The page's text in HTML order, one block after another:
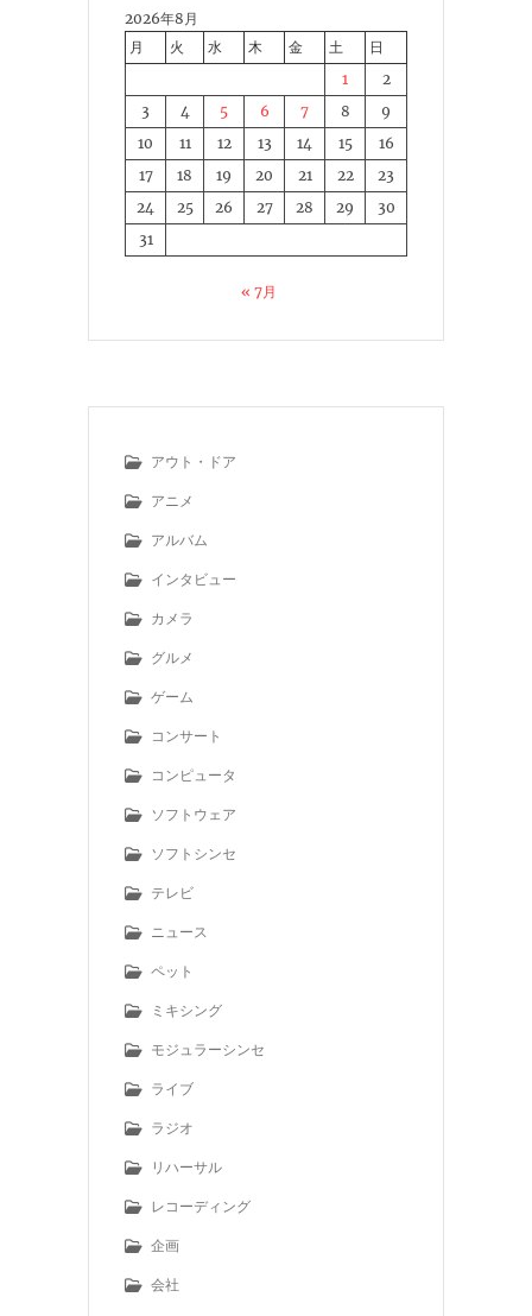
2026年8月
月
火 水 木 金 土
日
1
2
3
4 5 6 7 8
9
10
11 12 13 14 15
16
17
18 19 20 21 22
23
24
25 26 27 28 29
30
31
« 7月
アウト・ドア
アニメ
アルバム
インタビュー
カメラ
グルメ
ゲーム
コンサート
コンピュータ
ソフトウェア
ソフトシンセ
テレビ
ニュース
ペット
ミキシング
モジュラーシンセ
ライブ
ラジオ
リハーサル
レコーディング
企画
会社